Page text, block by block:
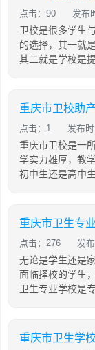
点击：90 发布
卫校是很多学生
的选择，其一就
其二就是学校是
重庆市卫校助
点击：1 发布
重庆市卫校是一
学实力雄厚，教
初中生还是高中
重庆市卫生专
点击：276 发
无论是学生还是
面临择校的学生
卫生专业学校是
重庆市卫生学